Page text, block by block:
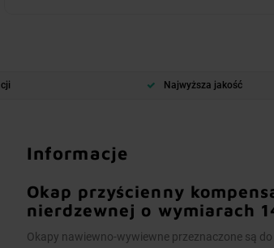
Najwyższa jakość
Informacje
Okap przyścienny
nierdzewnej o wymiarach
Okapy nawiewno-wywiewne przeznaczone są